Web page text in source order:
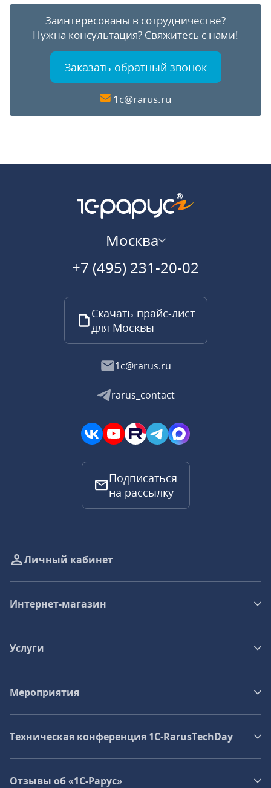
Заинтересованы в сотрудничестве?
Нужна консультация? Свяжитесь с нами!
Заказать обратный звонок
1c@rarus.ru
Москва
+7 (495) 231-20-02
Скачать прайс-лист
для Москвы
1c@rarus.ru
rarus_contact
Подписаться
на рассылку
Личный кабинет
Интернет-магазин
Услуги
Мероприятия
Техническая конференция 1C‑RarusTechDay
Отзывы об «1С-Рарус»